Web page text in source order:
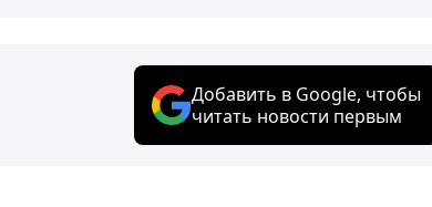
Добавить в Google, чтобы
читать новости первым